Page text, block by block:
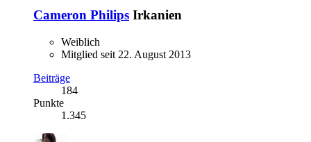
Cameron Philips Irkanien
Weiblich
Mitglied seit 22. August 2013
Beiträge
184
Punkte
1.345